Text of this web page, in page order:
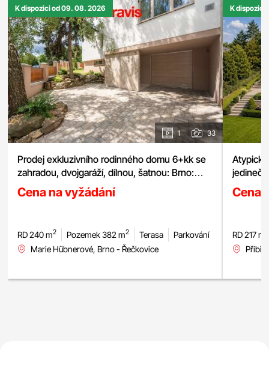
K dispozici od 09. 08. 2026
1 33
Prodej exkluzivního rodinného domu 6+kk se
zahradou, dvojgaráží, dílnou, šatnou: Brno:
Řečkovice, pozemek 380 m²
Cena na vyžádání
RD 240 m2 Pozemek 382 m2 Terasa
Parkování
Marie Hübnerové, Brno - Řečkovice
K dispozici
Cena
RD 217 m